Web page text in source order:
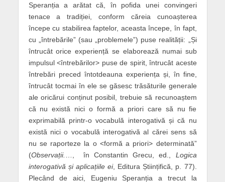
Speranția a arătat că, în pofida unei convingeri
tenace a tradiției, conform căreia cunoașterea
începe cu stabilirea faptelor, aceasta începe, în fapt,
cu „întrebările” (sau „problemele”) puse realității: „Și
întrucât orice experiență se elaborează numai sub
impulsul <întrebărilor> puse de spirit, întrucât aceste
întrebări preced întotdeauna experiența și, în fine,
întrucât tocmai în ele se găsesc trăsăturile generale
ale oricărui conținut posibil, trebuie să recunoaștem
că nu există nici o formă a priori care să nu fie
exprimabilă printr-o vocabulă interogativă și că nu
există nici o vocabulă interogativă al cărei sens să
nu se raporteze la o <formă a priori> determinată”
(Observații. …, în Constantin Grecu, ed., Logica
interogativă și aplicațiile ei, Editura Științifică, p. 77).
Plecând de aici, Eugeniu Speranția a trecut la